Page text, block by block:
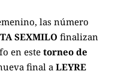
las número
SEXMILO finalizan
en este torneo de
final a LEYRE